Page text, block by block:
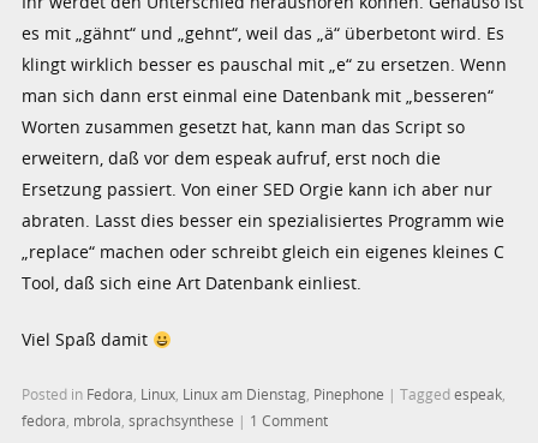
es mit „gähnt“ und „gehnt“, weil das „ä“ überbetont wird. Es
klingt wirklich besser es pauschal mit „e“ zu ersetzen. Wenn
man sich dann erst einmal eine Datenbank mit „besseren“
Worten zusammen gesetzt hat, kann man das Script so
erweitern, daß vor dem espeak aufruf, erst noch die
Ersetzung passiert. Von einer SED Orgie kann ich aber nur
abraten. Lasst dies besser ein spezialisiertes Programm wie
„replace“ machen oder schreibt gleich ein eigenes kleines C
Tool, daß sich eine Art Datenbank einliest.
Viel Spaß damit
Posted in Fedora, Linux, Linux am Dienstag, Pinephone |Taggedespeak,
fedora, mbrola,sprachsynthese | 1 Comment